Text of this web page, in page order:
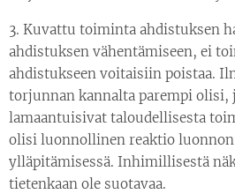
3. Kuvattu toiminta ahdistuksen
ahdistuksen vähentämiseen, ei
ahdistukseen voitaisiin poistaa.
torjunnan kannalta parempi olisi,
lamaantuisivat taloudellisesta
olisi luonnollinen reaktio luonnon
ylläpitämisessä. Inhimillisestä
tietenkaan ole suotavaa.